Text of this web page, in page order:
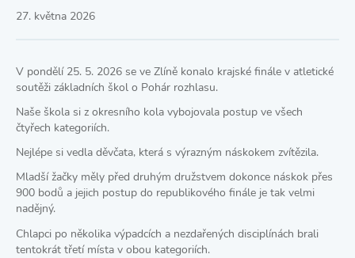
27. května 2026
V pondělí 25. 5. 2026 se ve Zlíně konalo krajské finále v atletické
soutěži základních škol o Pohár rozhlasu.
Naše škola si z okresního kola vybojovala postup ve všech
čtyřech kategoriích.
Nejlépe si vedla děvčata, která s výrazným náskokem zvítězila.
Mladší žačky měly před druhým družstvem dokonce náskok přes
900 bodů a jejich postup do republikového finále je tak velmi
nadějný.
Chlapci po několika výpadcích a nezdařených disciplínách brali
tentokrát třetí místa v obou kategoriích.